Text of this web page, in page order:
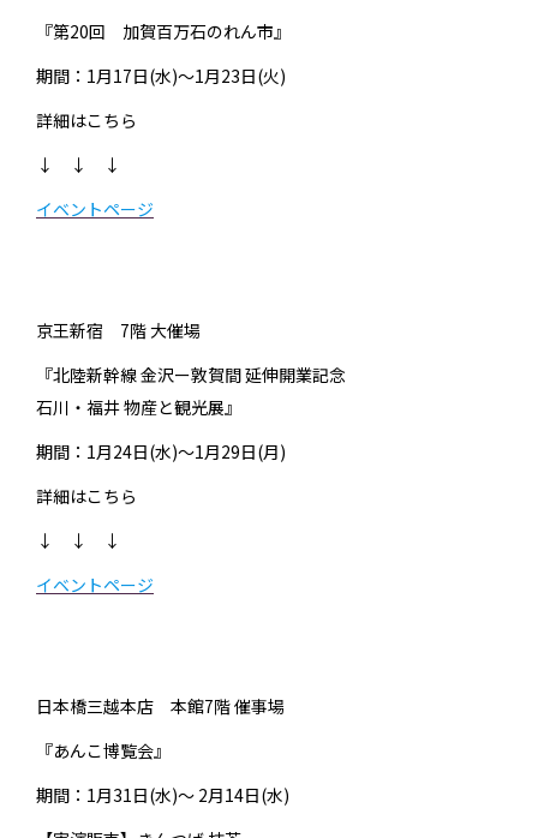
『第20回 加賀百万石のれん市』
期間：1月17日(水)～1月23日(火)
詳細はこちら
↓ ↓ ↓
イベントページ
京王新宿 7階 大催場
『北陸新幹線 金沢ー敦賀間 延伸開業記念
石川・福井 物産と観光展』
期間：1月24日(水)～1月29日(月)
詳細はこちら
↓ ↓ ↓
イベントページ
日本橋三越本店 本館7階 催事場
『あんこ博覧会』
期間：1月31日(水)〜 2月14日(水)